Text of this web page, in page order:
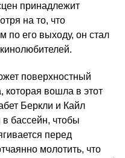
принадлежит
на то, что
по его выходу, он стал
поверхностный
которая вошла в этот
Беркли и Кайл
бассейн, чтобы
перед
молотить, что